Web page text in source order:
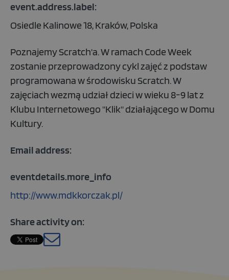
event.address.label:
Osiedle Kalinowe 18, Kraków, Polska
Poznajemy Scratch'a. W ramach Code Week
zostanie przeprowadzony cykl zajęć z podstaw
programowana w środowisku Scratch. W
zajęciach wezmą udział dzieci w wieku 8-9 lat z
Klubu Internetowego "Klik" działającego w Domu
Kultury.
Email address:
eventdetails.more_info
http://www.mdkkorczak.pl/
Share activity on: